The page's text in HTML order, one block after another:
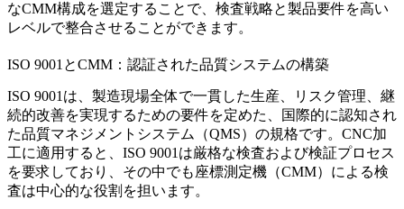
なCMM構成を選定することで、検査戦略と製品要件を高い
レベルで整合させることができます。
ISO 9001とCMM：認証された品質システムの構築
ISO 9001は、製造現場全体で一貫した生産、リスク管理、継
続的改善を実現するための要件を定めた、国際的に認知され
た品質マネジメントシステム（QMS）の規格です。CNC加
工に適用すると、ISO 9001は厳格な検査および検証プロセス
を要求しており、その中でも座標測定機（CMM）による検
査は中心的な役割を担います。